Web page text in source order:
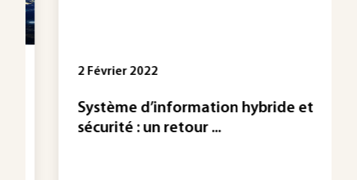
2 Février 2022
Système d’information hybride et
sécurité : un retour ...